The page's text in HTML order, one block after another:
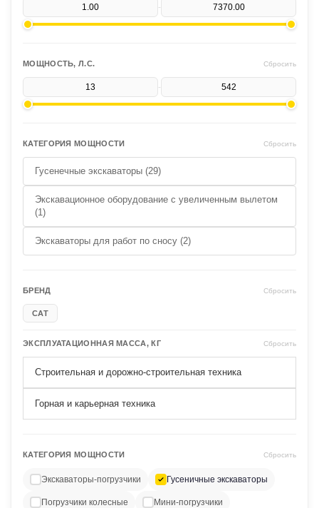
-
МОЩНОСТЬ, Л.С. Сбросить
-
КАТЕГОРИЯ МОЩНОСТИ Сбросить
Гусенечные экскаваторы (29)
Экскавационное оборудование с увеличенным вылетом
(1)
Экскаваторы для работ по сносу (2)
БРЕНД Сбросить
CAT
ЭКСПЛУАТАЦИОННАЯ МАССА, КГ Сбросить
Строительная и дорожно-строительная техника
Горная и карьерная техника
КАТЕГОРИЯ МОЩНОСТИ Сбросить
Экскаваторы-погрузчики Гусеничные экскаваторы
Погрузчики колесные Мини-погрузчики